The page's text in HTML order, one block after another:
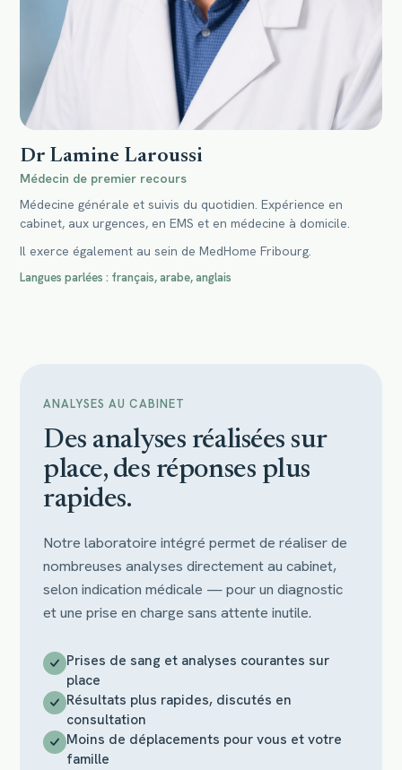
Dr Lamine Laroussi
Médecin de premier recours
Médecine générale et suivis du quotidien. Expérience en
cabinet, aux urgences, en EMS et en médecine à domicile.
Il exerce également au sein de MedHome Fribourg.
Langues parlées : français, arabe, anglais
ANALYSES AU CABINET
Des analyses réalisées sur
place, des réponses plus
rapides.
Notre laboratoire intégré permet de réaliser de
nombreuses analyses directement au cabinet,
selon indication médicale — pour un diagnostic
et une prise en charge sans attente inutile.
Prises de sang et analyses courantes sur
place
Résultats plus rapides, discutés en
consultation
Moins de déplacements pour vous et votre
famille